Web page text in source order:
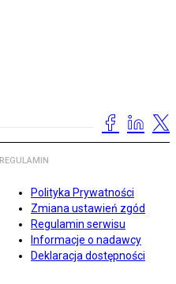
REGULAMIN
Polityka Prywatności
Zmiana ustawień zgód
Regulamin serwisu
Informacje o nadawcy
Deklaracja dostępności